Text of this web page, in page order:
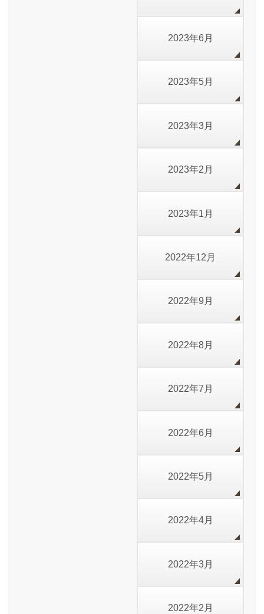
2023年6月
2023年5月
2023年3月
2023年2月
2023年1月
2022年12月
2022年9月
2022年8月
2022年7月
2022年6月
2022年5月
2022年4月
2022年3月
2022年2月